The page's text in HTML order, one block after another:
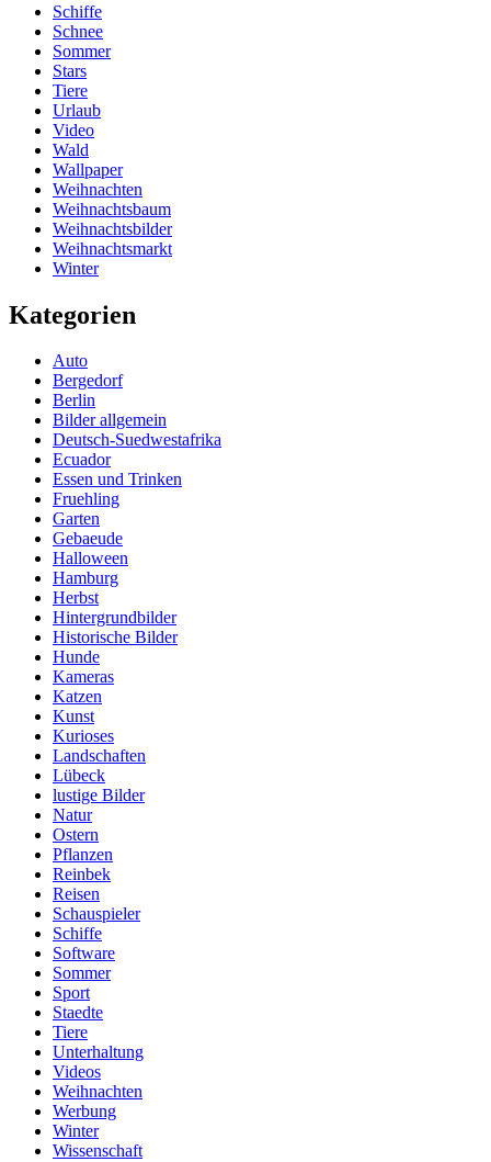
Schiffe
Schnee
Sommer
Stars
Tiere
Urlaub
Video
Wald
Wallpaper
Weihnachten
Weihnachtsbaum
Weihnachtsbilder
Weihnachtsmarkt
Winter
Kategorien
Auto
Bergedorf
Berlin
Bilder allgemein
Deutsch-Suedwestafrika
Ecuador
Essen und Trinken
Fruehling
Garten
Gebaeude
Halloween
Hamburg
Herbst
Hintergrundbilder
Historische Bilder
Hunde
Kameras
Katzen
Kunst
Kurioses
Landschaften
Lübeck
lustige Bilder
Natur
Ostern
Pflanzen
Reinbek
Reisen
Schauspieler
Schiffe
Software
Sommer
Sport
Staedte
Tiere
Unterhaltung
Videos
Weihnachten
Werbung
Winter
Wissenschaft